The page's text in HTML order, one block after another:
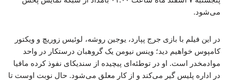
می‌شود.
در این فیلم با بازی جرج پپارد، یوجین روشه، لوئیس زوریچ و ویکتور
کامپوس خواهیم دید؛ وینس نیومن یک گروهبان درستکار در واحد
موادمخدر است. او در توطئه‌ای پیچیده از سندیکای نفوذ کرده مافیا
در اداره پلیس گیر می‌کند و از کار معلق می‌شود. حال نوبت اوست تا